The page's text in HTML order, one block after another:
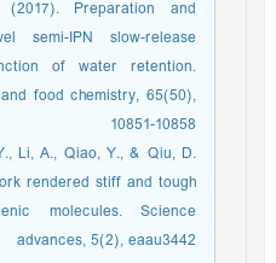
Preparation and
semi-IPN slow-release
of water retention.
food chemistry, 65(50),
10851-10858
Li, A., Qiao, Y., & Qiu, D.
rendered stiff and tough
molecules. Science
advances, 5(2), eaau3442